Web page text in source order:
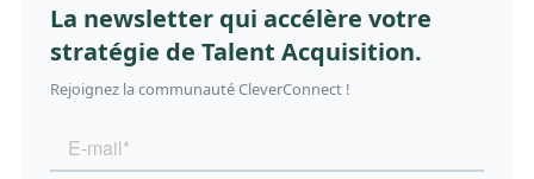
La newsletter qui accélère votre
stratégie de Talent Acquisition.
Rejoignez la communauté CleverConnect !